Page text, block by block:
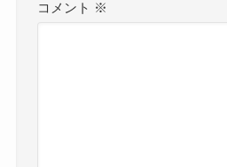
コメント ※